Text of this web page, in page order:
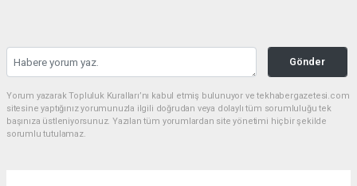
Gönder
Yorum yazarak Topluluk Kuralları’nı kabul etmiş bulunuyor ve tekhabergazetesi.com
sitesine yaptığınız yorumunuzla ilgili doğrudan veya dolaylı tüm sorumluluğu tek
başınıza üstleniyorsunuz. Yazılan tüm yorumlardan site yönetimi hiçbir şekilde
sorumlu tutulamaz.